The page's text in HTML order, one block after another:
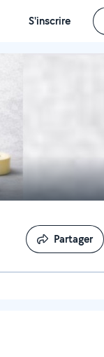
S'inscrire
Partager
Partager